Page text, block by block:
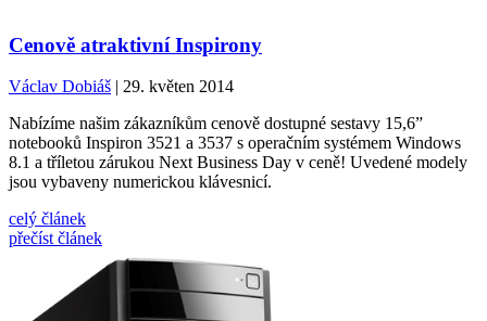
Cenově atraktivní Inspirony
Václav Dobiáš | 29. květen 2014
Nabízíme našim zákazníkům cenově dostupné sestavy 15,6”
notebooků Inspiron 3521 a 3537 s operačním systémem Windows
8.1 a tříletou zárukou Next Business Day v ceně! Uvedené modely
jsou vybaveny numerickou klávesnicí.
celý článek
přečíst článek